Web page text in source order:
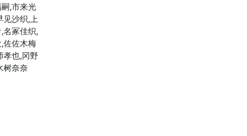
,市来光
见沙织,上
名冢佳织,
佐佐木梅
孝也,冈野
树奈奈